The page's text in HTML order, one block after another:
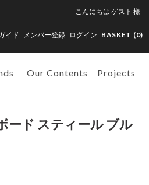
こんにちは ゲスト 様
イド メンバー登録 ログイン BASKET (0)
Our Contents Projects
ード スティール ブル